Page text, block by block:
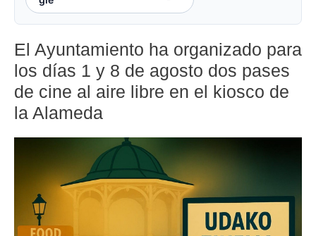
El Ayuntamiento ha organizado para
los días 1 y 8 de agosto dos pases
de cine al aire libre en el kiosco de
la Alameda